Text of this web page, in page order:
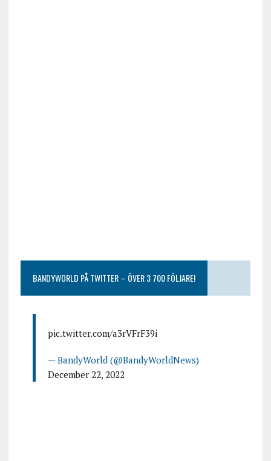
BANDYWORLD PÅ TWITTER – ÖVER 3 700 FÖLJARE!
pic.twitter.com/a3rVFrF39i
— BandyWorld (@BandyWorldNews)
December 22, 2022